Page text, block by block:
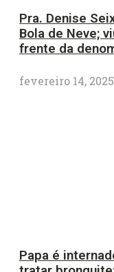
Pra. Denise
Bola de Neve;
frente da
fevereiro 14, 2025
Papa é